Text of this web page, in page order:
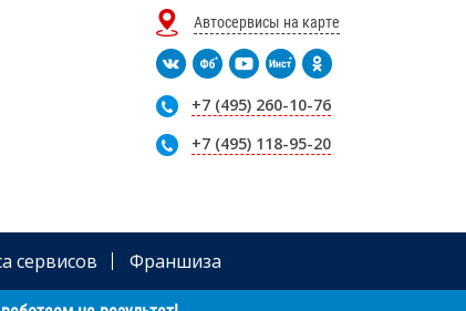
Автосервисы на карте
+7 (495) 260-10-76
+7 (495) 118-95-20
сервисов Франшиза